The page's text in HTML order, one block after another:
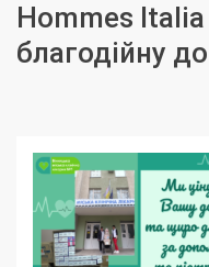
Hommes
благодійну